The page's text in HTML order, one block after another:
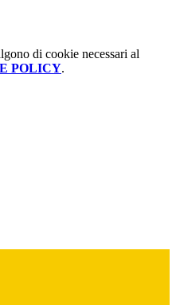
di cookie necessari al
POLICY.